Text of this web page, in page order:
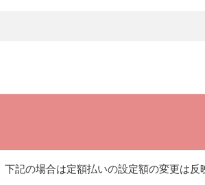
記の場合は定額払いの設定額の変更は反